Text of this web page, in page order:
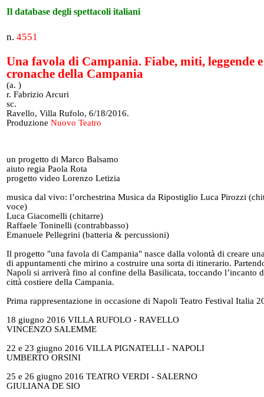
Il database degli spettacoli italiani
n. 4551
Una favola di Campania. Fiabe, miti, leggende e
cronache della Campania
(a. )
r. Fabrizio Arcuri
sc.
Ravello, Villa Rufolo, 6/18/2016.
Produzione Nuovo Teatro
un progetto di Marco Balsamo
aiuto regia Paola Rota
progetto video Lorenzo Letizia
musica dal vivo: l’orchestrina Musica da Ripostiglio Luca Pirozzi
voce)
Luca Giacomelli (chitarre)
Raffaele Toninelli (contrabbasso)
Emanuele Pellegrini (batteria & percussioni)
Il progetto "una favola di Campania" nasce dalla volontà di creare
di appuntamenti che mirino a costruire una sorta di itinerario.
Napoli si arriverà fino al confine della Basilicata, toccando l’incanto
città costiere della Campania.
Prima rappresentazione in occasione di Napoli Teatro Festival Italia
18 giugno 2016 VILLA RUFOLO - RAVELLO
VINCENZO SALEMME
22 e 23 giugno 2016 VILLA PIGNATELLI - NAPOLI
UMBERTO ORSINI
25 e 26 giugno 2016 TEATRO VERDI - SALERNO
GIULIANA DE SIO